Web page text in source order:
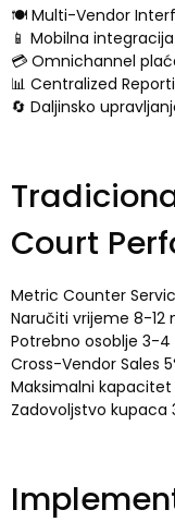
🍽️ Multi-Vendor
📱 Mobilna
💳 Omnichannel
📊 Centralized
🔄 Daljinsko
Court
Metric Counter
Naručiti vrijeme 8-
Potrebno osoblje 3-4
Cross-Vendor Sales
Maksimalni
Zadovoljstvo kupaca